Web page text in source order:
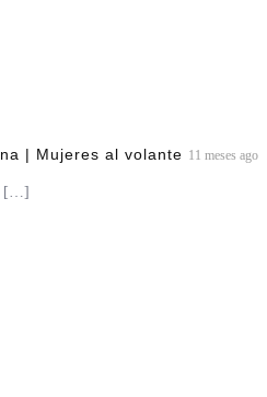
| Mujeres al volante 11 meses ago
[…]